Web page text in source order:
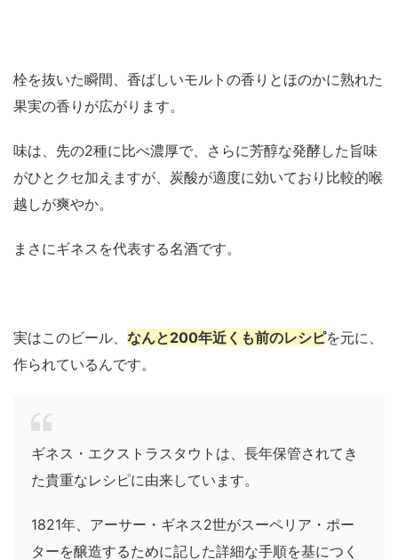
栓を抜いた瞬間、香ばしいモルトの香りとほのかに熟れた
果実の香りが広がります。
味は、先の2種に比べ濃厚で、さらに芳醇な発酵した旨味
がひとクセ加えますが、炭酸が適度に効いており比較的喉
越しが爽やか。
まさにギネスを代表する名酒です。
実はこのビール、 なんと200年近くも前のレシピを元に、
作られているんです。
ギネス・エクストラスタウトは、長年保管されてき
た貴重なレシピに由来しています。
1821年、アーサー・ギネス2世がスーペリア・ポー
ターを醸造するために記した詳細な手順を基につく